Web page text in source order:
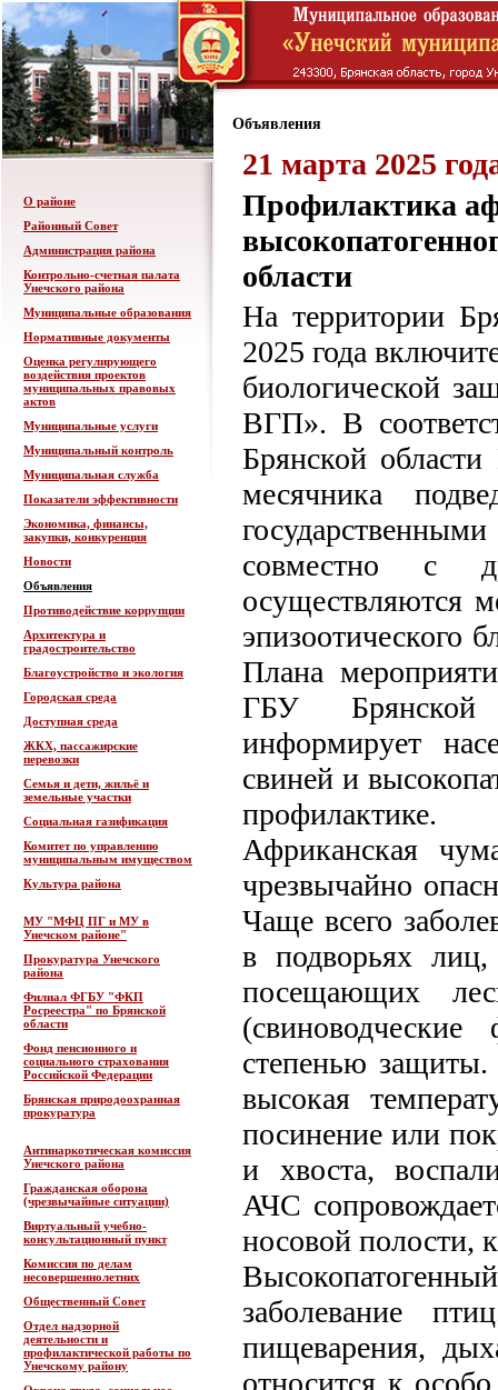
О районе
Районный Совет
Администрация района
Контрольно-счетная палата
Унечского района
Муниципальные образования
Нормативные документы
Оценка регулирующего
воздействия проектов
муниципальных правовых
актов
Муниципальные услуги
Муниципальный контроль
Муниципальная служба
Показатели эффективности
Экономика, финансы,
закупки, конкуренция
Новости
Объявления
Противодействие коррупции
Архитектура и
градостроительство
Благоустройство и экология
Городская среда
Доступная среда
ЖКХ, пассажирские
перевозки
Семья и дети, жильё и
земельные участки
Социальная газификация
Комитет по управлению
муниципальным имуществом
Культура района
МУ "МФЦ ПГ и МУ в
Унечском районе"
Прокуратура Унечского
района
Филиал ФГБУ "ФКП
Росреестра" по Брянской
области
Фонд пенсионного и
социального страхования
Российской Федерации
Брянская природоохранная
прокуратура
Антинаркотическая комиссия
Унечского района
Гражданская оборона
(чрезвычайные ситуации)
Виртуальный учебно-
консультационный пункт
Комиссия по делам
несовершеннолетних
Общественный Совет
Отдел надзорной
деятельности и
профилактической работы по
Унечскому району
Объявления
21 марта 2025
Профилактика
области
На территории
2025 года
биологической
ВГП». В
Брянской
месячника
совместно с
осуществляются
эпизоотического
Плана
ГБУ Брянской
информирует
свиней и
профилактике.
Африканская
чрезвычайно
Чаще всего
в подворьях
посещающих
степенью защиты.
высокая
посинение или
и хвоста,
АЧС
носовой полости,
заболевание
пищеварения,
относится к